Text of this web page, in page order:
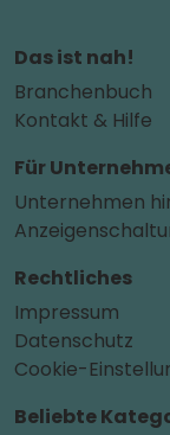
Das ist nah!
Branchenbuch
Kontakt & Hilfe
Für
Unternehmen
Rechtliches
Impressum
Datenschutz
Cookie-
Beliebte